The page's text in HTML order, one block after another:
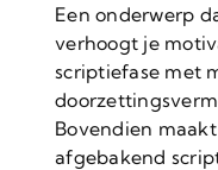
Een onderwerp
verhoogt je
scriptiefase met
Bovendien
afgebakend